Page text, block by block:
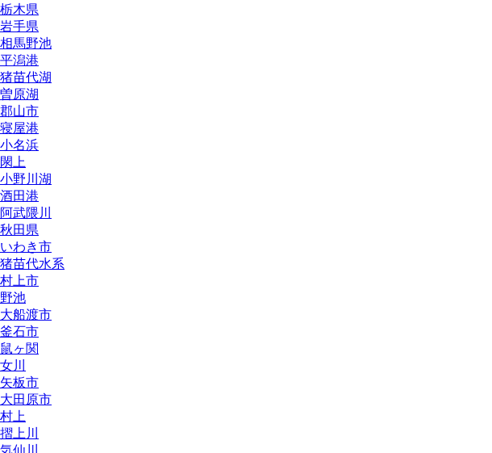
栃木県
岩手県
相馬野池
平潟港
猪苗代湖
曽原湖
郡山市
寝屋港
小名浜
閖上
小野川湖
酒田港
阿武隈川
秋田県
いわき市
猪苗代水系
村上市
野池
大船渡市
釜石市
鼠ヶ関
女川
矢板市
大田原市
村上
摺上川
気仙川